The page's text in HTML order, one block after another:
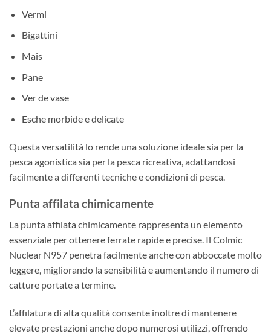
Vermi
Bigattini
Mais
Pane
Ver de vase
Esche morbide e delicate
Questa versatilità lo rende una soluzione ideale sia per la
pesca agonistica sia per la pesca ricreativa, adattandosi
facilmente a differenti tecniche e condizioni di pesca.
Punta affilata chimicamente
La punta affilata chimicamente rappresenta un elemento
essenziale per ottenere ferrate rapide e precise. Il Colmic
Nuclear N957 penetra facilmente anche con abboccate molto
leggere, migliorando la sensibilità e aumentando il numero di
catture portate a termine.
L’affilatura di alta qualità consente inoltre di mantenere
elevate prestazioni anche dopo numerosi utilizzi, offrendo